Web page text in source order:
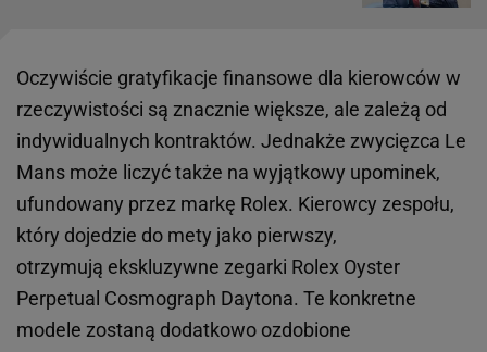
Oczywiście gratyfikacje finansowe dla kierowców w
rzeczywistości są znacznie większe, ale zależą od
indywidualnych kontraktów. Jednakże zwycięzca Le
Mans może liczyć także na wyjątkowy upominek,
ufundowany przez markę Rolex. Kierowcy zespołu,
który dojedzie do mety jako pierwszy,
otrzymują ekskluzywne zegarki Rolex Oyster
Perpetual Cosmograph Daytona. Te konkretne
modele zostaną dodatkowo ozdobione